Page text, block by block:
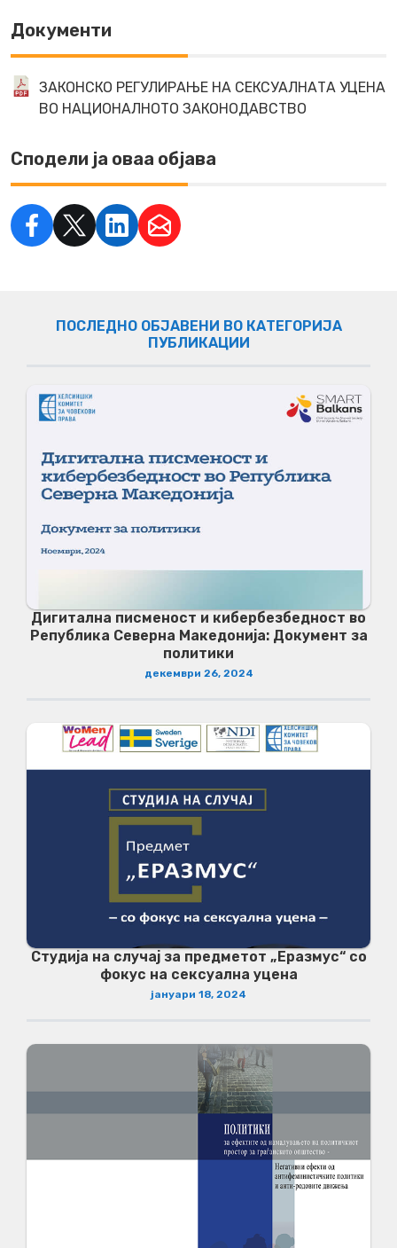
Документи
ЗАКОНСКО РЕГУЛИРАЊЕ НА СЕКСУАЛНАТА УЦЕНА
ВО НАЦИОНАЛНОТО ЗАКОНОДАВСТВО
Сподели ја оваа објава
ПОСЛЕДНО ОБЈАВЕНИ ВО КАТЕГОРИЈА
ПУБЛИКАЦИИ
Дигитална писменост и кибербезбедност во
Република Северна Македонија: Документ за
политики
декември 26, 2024
Студија на случај за предметот „Еразмус“ со
фокус на сексуална уцена
јануари 18, 2024